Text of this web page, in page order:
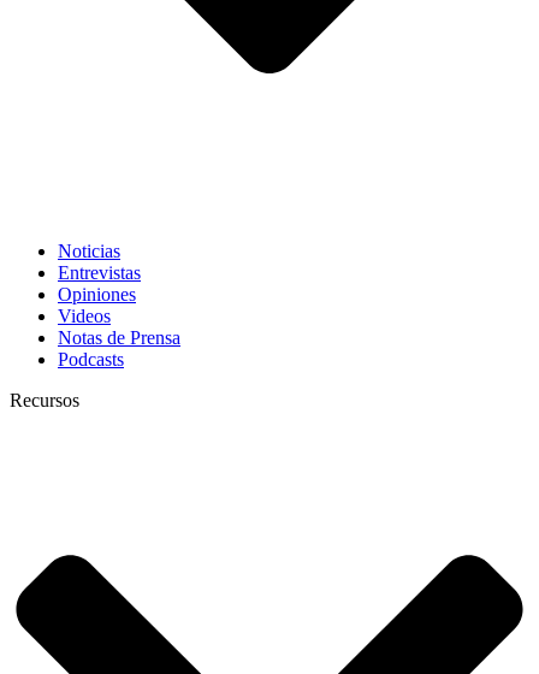
Noticias
Entrevistas
Opiniones
Videos
Notas de Prensa
Podcasts
Recursos